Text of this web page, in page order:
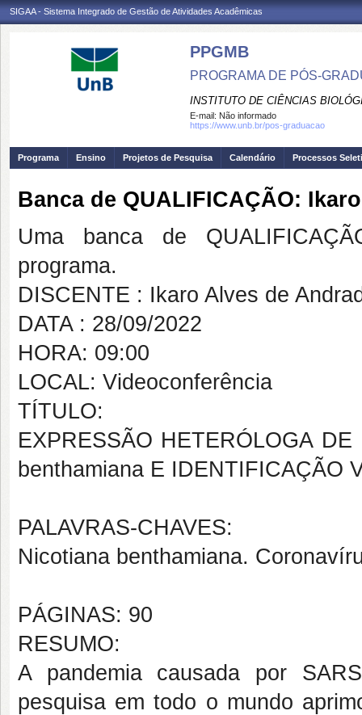
SIGAA - Sistema Integrado de Gestão de Atividades Acadêmicas
PPGMB
PROGRAMA DE PÓS-
INSTITUTO DE CIÊNCIAS
E-mail: Não informado
https://www.unb.br/pos-graduacao
Programa Ensino Projetos de Pesquisa Calendário Processos
Banca de QUALIFICAÇÃO:
Uma banca de
programa.
DISCENTE : Ikaro Alves de
DATA : 28/09/2022
HORA: 09:00
LOCAL: Videoconferência
TÍTULO:
EXPRESSÃO HETERÓLOGA
benthamiana E IDENTIFICAÇÃO
PALAVRAS-CHAVES:
Nicotiana benthamiana.
PÁGINAS: 90
RESUMO:
A pandemia causada por
pesquisa em todo o mundo